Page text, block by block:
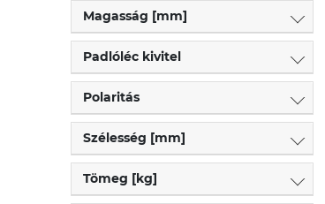
Magasság [mm]
Padlóléc kivitel
Polaritás
Szélesség [mm]
Tömeg [kg]